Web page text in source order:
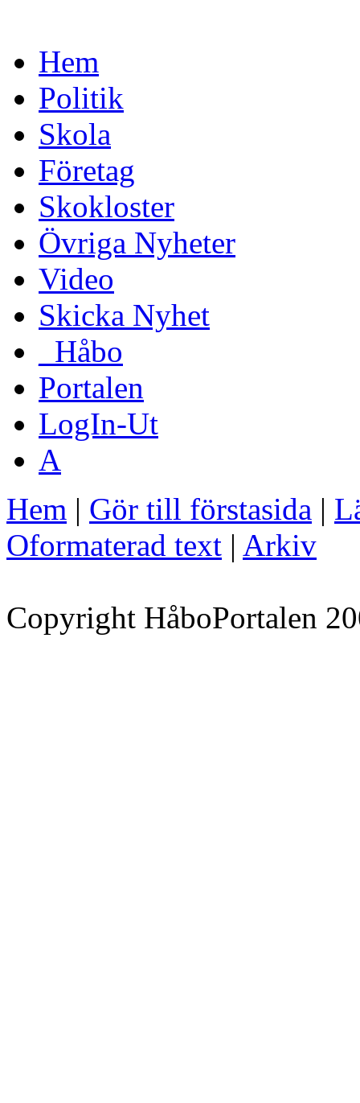
Hem
Politik
Skola
Företag
Skokloster
Övriga Nyheter
Video
Skicka Nyhet
_Håbo
Portalen
LogIn-Ut
A
Hem | Gör till förstasida |
Oformaterad text | Arkiv
Copyright HåboPortalen